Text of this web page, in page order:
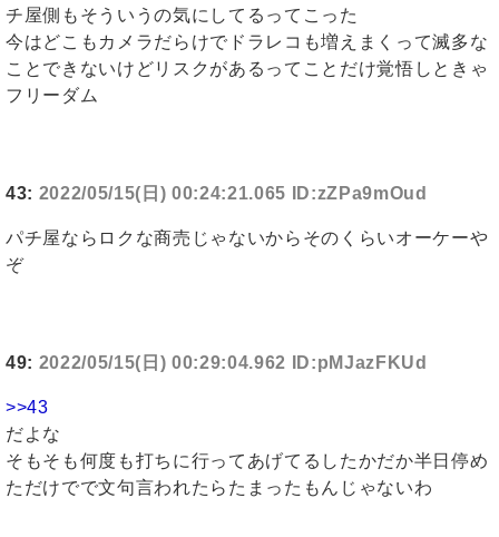
チ屋側もそういうの気にしてるってこった
今はどこもカメラだらけでドラレコも増えまくって滅多な
ことできないけどリスクがあるってことだけ覚悟しときゃ
フリーダム
43: 2022/05/15(日) 00:24:21.065 ID:zZPa9mOud
パチ屋ならロクな商売じゃないからそのくらいオーケーや
ぞ
49: 2022/05/15(日) 00:29:04.962 ID:pMJazFKUd
>>43
だよな
そもそも何度も打ちに行ってあげてるしたかだか半日停め
ただけでで文句言われたらたまったもんじゃないわ